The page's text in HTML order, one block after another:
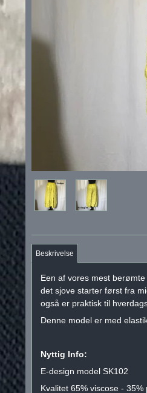
Beskrivelse
Een af vores mest
det sjove starter først fra
også er praktisk til
Denne model er med
Nyttig Info:
E-design model SK102
Kvalitet 65% viscose - 35%